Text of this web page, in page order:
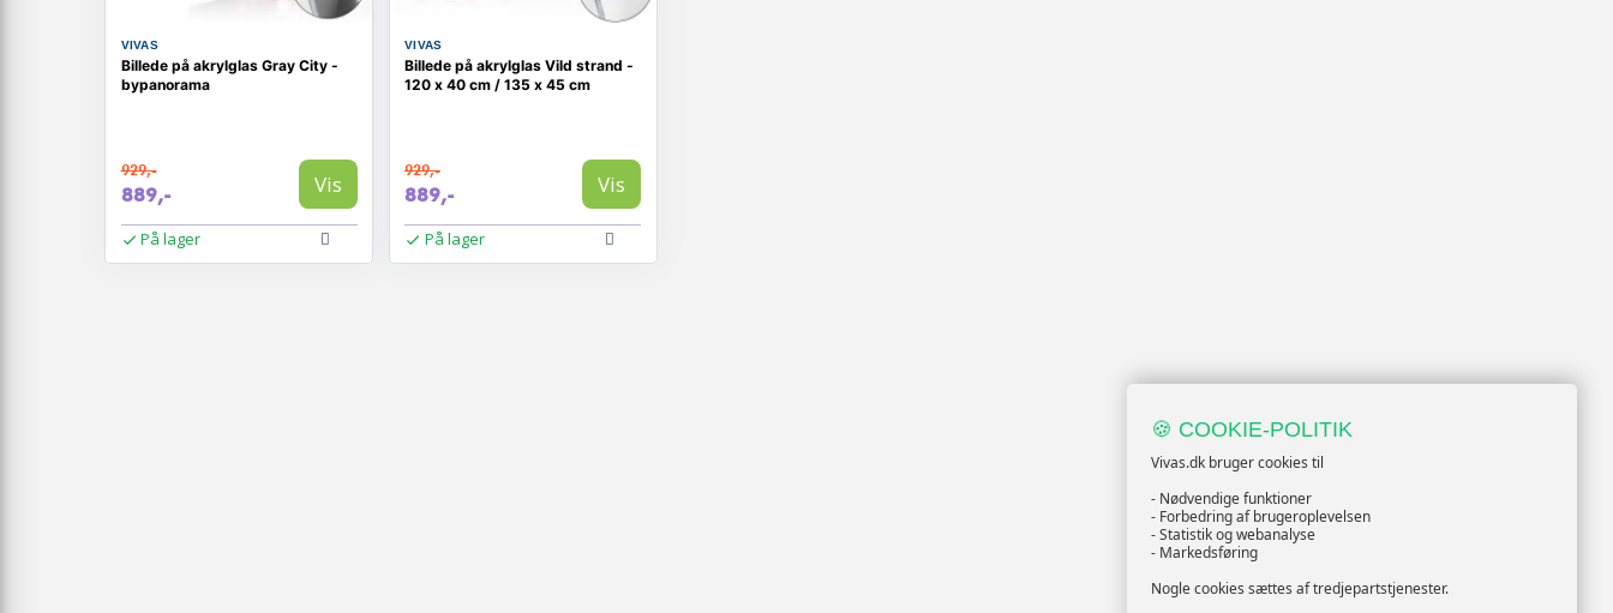
VIVAS
Billede på akrylglas Gray City -
bypanorama
929,-
889,- Vis
På lager
VIVAS
Billede på akrylglas Vild strand -
120 x 40 cm / 135 x 45 cm
929,-
889,- Vis
På lager
🍪 COOKIE-POLITIK
Vivas.dk bruger cookies til
- Nødvendige funktioner
- Forbedring af brugeroplevelsen
- Statistik og webanalyse
- Markedsføring
Nogle cookies sættes af tredjepartstjenester.